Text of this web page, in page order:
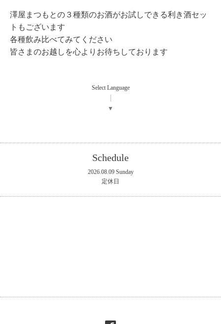
澤屋まつもとの３種類のお酒がお試しできる利き酒セッ
トもございます
各種飲み比べてみてください
皆さまのお越しを心よりお待ちしております
Select Language
▼
Schedule
2026.08.09 Sunday
定休日